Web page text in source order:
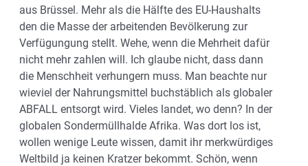
aus Brüssel. Mehr als die Hälfte des EU-Haushalts
den die Masse der arbeitenden Bevölkerung zur
Verfügungung stellt. Wehe, wenn die Mehrheit dafür
nicht mehr zahlen will. Ich glaube nicht, dass dann
die Menschheit verhungern muss. Man beachte nur
wieviel der Nahrungsmittel buchstäblich als globaler
ABFALL entsorgt wird. Vieles landet, wo denn? In der
globalen Sondermüllhalde Afrika. Was dort los ist,
wollen wenige Leute wissen, damit ihr merkwürdiges
Weltbild ja keinen Kratzer bekommt. Schön, wenn